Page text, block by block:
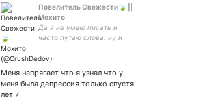
Повелитель Свежести🍃 ||
Мохито
Да я не умею писать и
часто путаю слова, ну и
другом конце мира, ваше
Меня напрягает что я узнал что у
меня была депрессия только спустя
лет 7